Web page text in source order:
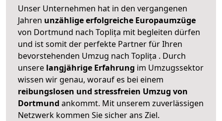
Unser Unternehmen hat in den vergangenen
Jahren unzählige erfolgreiche Europaumzüge
von Dortmund nach Toplița mit begleiten dürfen
und ist somit der perfekte Partner für Ihren
bevorstehenden Umzug nach Toplița . Durch
unsere langjährige Erfahrung im Umzugssektor
wissen wir genau, worauf es bei einem
reibungslosen und stressfreien Umzug von
Dortmund ankommt. Mit unserem zuverlässigen
Netzwerk kommen Sie sicher ans Ziel.